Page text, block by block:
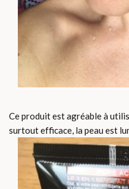
Ce produit est agréable à
surtout efficace, la peau est